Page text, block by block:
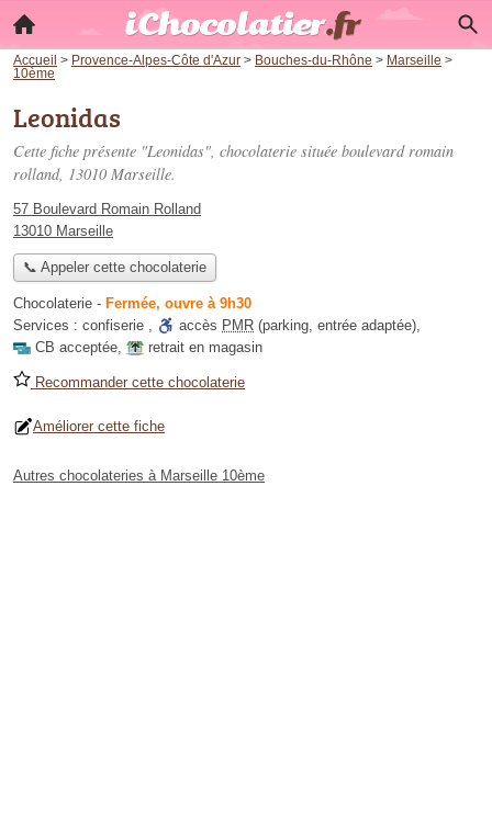
Accueil > Provence-Alpes-Côte d'Azur > Bouches-du-Rhône > Marseille >
10ème
Leonidas
Cette fiche présente "Leonidas", chocolaterie située boulevard romain
rolland, 13010 Marseille.
57 Boulevard Romain Rolland
13010 Marseille
📞 Appeler cette chocolaterie
Chocolaterie - Fermée, ouvre à 9h30
Services : confiserie , accès PMR (parking, entrée adaptée),
CB acceptée, retrait en magasin
Recommander cette chocolaterie
Améliorer cette fiche
Autres chocolateries à Marseille 10ème